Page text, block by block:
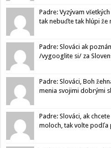
Padre: Vyzývam
tak nebuďte tak hlúpi že
Padre: Slováci ak
/vygooglite si/ za
Padre: Slováci, Boh
menia svojimi dobrými
Padre: Slováci, ak
moloch, tak volte podľa